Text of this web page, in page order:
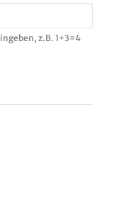
z.B. 1+3=4